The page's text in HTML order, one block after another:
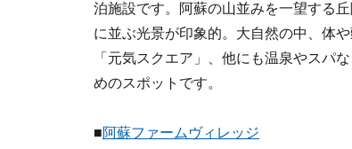
泊施設です。阿蘇の山並みを一望する
に並ぶ光景が印象的。大自然の中、体
「元気スクエア」、他にも温泉やスパ
めのスポットです。
■阿蘇ファームヴィレッジ